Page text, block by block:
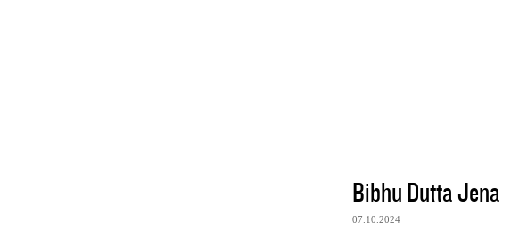
Bibhu Dutta Jena
07.10.2024